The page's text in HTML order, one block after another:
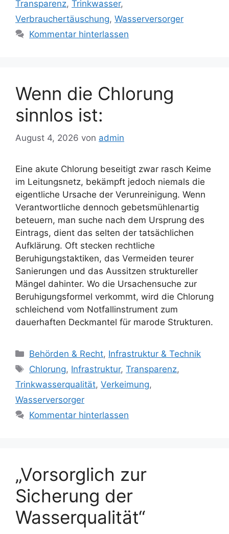
Transparenz, Trinkwasser,
Verbrauchertäuschung, Wasserversorger
Kommentar hinterlassen
Wenn die Chlorung
sinnlos ist:
August 4, 2026 von admin
Eine akute Chlorung beseitigt zwar rasch Keime
im Leitungsnetz, bekämpft jedoch niemals die
eigentliche Ursache der Verunreinigung. Wenn
Verantwortliche dennoch gebetsmühlenartig
beteuern, man suche nach dem Ursprung des
Eintrags, dient das selten der tatsächlichen
Aufklärung. Oft stecken rechtliche
Beruhigungstaktiken, das Vermeiden teurer
Sanierungen und das Aussitzen struktureller
Mängel dahinter. Wo die Ursachensuche zur
Beruhigungsformel verkommt, wird die Chlorung
schleichend vom Notfallinstrument zum
dauerhaften Deckmantel für marode Strukturen.
Kategorien
Behörden & Recht, Infrastruktur & Technik
Schlagwörter
Chlorung, Infrastruktur,Transparenz,
Trinkwasserqualität, Verkeimung,
Wasserversorger
Kommentar hinterlassen
„Vorsorglich zur
Sicherung der
Wasserqualität“